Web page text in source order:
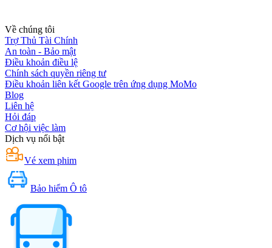
Về chúng tôi
Trợ Thủ Tài Chính
An toàn - Bảo mật
Điều khoản điều lệ
Chính sách quyền riêng tư
Điều khoản liên kết Google trên ứng dụng MoMo
Blog
Liên hệ
Hỏi đáp
Cơ hội việc làm
Dịch vụ nổi bật
Vé xem phim
Bảo hiểm Ô tô